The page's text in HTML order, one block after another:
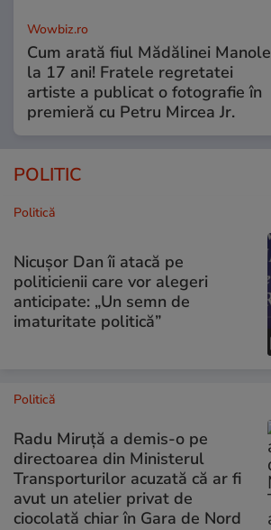
Wowbiz.ro
Cum arată fiul Mădălinei Manole
la 17 ani! Fratele regretatei
artiste a publicat o fotografie în
premieră cu Petru Mircea Jr.
POLITIC
Politică
Nicușor Dan îi atacă pe
politicienii care vor alegeri
anticipate: „Un semn de
imaturitate politică”
Politică
Radu Miruță a demis-o pe
directoarea din Ministerul
Transporturilor acuzată că ar fi
avut un atelier privat de
ciocolată chiar în Gara de Nord